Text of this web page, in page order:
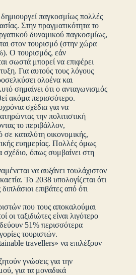
παγκοσμίως πολλές
Στην πραγματικότητα το
δυναμικού παγκοσμίως,
στον τουρισμό (στην χώρα
Ο τουρισμός, εάν
σωστά μπορεί να επιφέρει
Για αυτούς τους λόγους
ολοένα και
σημαίνει ότι ο ανταγωνισμός
ακόμα περισσότερο.
σχέδια για να
την πολιτιστική
το περιβάλλον,
σε καταλύτη οικονομικής,
ευημερίας. Πολλές όμως
σχέδιο, όπως συμβαίνει στη
να αυξάνει τουλάχιστον
Το 2038 υπολογίζεται ότι
επιβάτες από ότι
που τους αποκαλούμαι
ταξιδιώτες είναι λιγότερο
51% περισσότερα
τουριστών.
travellers» να επιλέξουν
γνώσεις για την
για τα μοναδικά